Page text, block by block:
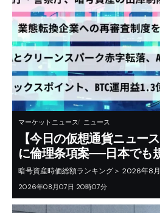
マーケットニュース ニュース
【今日の仮想通貨ニュー
に倫理条項案──日本でも
暗号資産時価総額ランキング＞ 2026年8
2026年08月07日 20時07分